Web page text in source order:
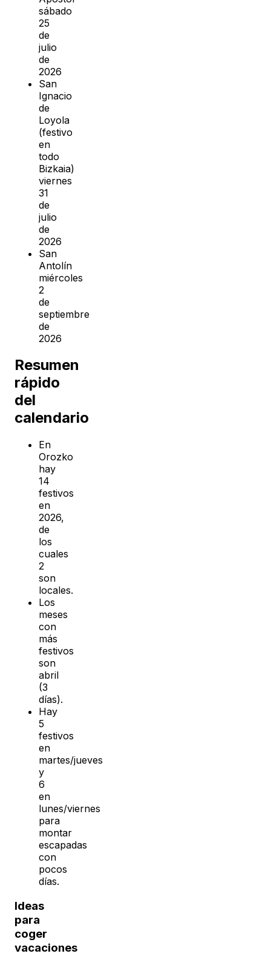
sábado
25
de
julio
de
2026
San
Ignacio
de
Loyola
(festivo
en
todo
Bizkaia)
viernes
31
de
julio
de
2026
San
Antolín
miércoles
2
de
septiembre
de
2026
Resumen
rápido
del
calendario
En
Orozko
hay
14
festivos
en
2026,
de
los
cuales
2
son
locales.
Los
meses
con
más
festivos
son
abril
(3
días).
Hay
5
festivos
en
martes/jueves
y
6
en
lunes/viernes
para
montar
escapadas
con
pocos
días.
Ideas
para
coger
vacaciones